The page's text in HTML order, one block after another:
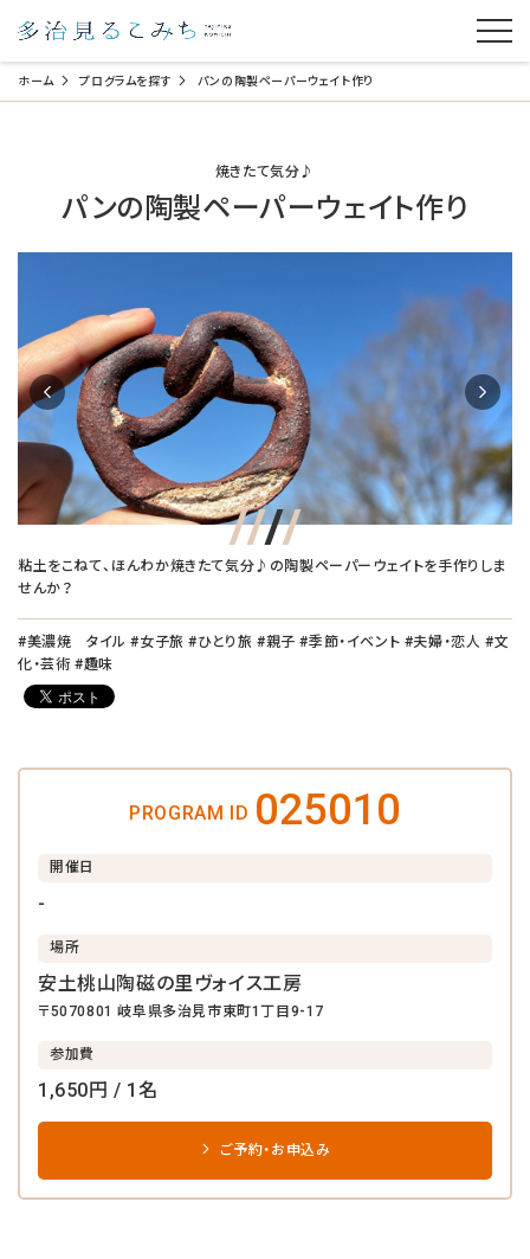
ホーム プログラムを探す パンの陶製ペーパーウェイト作り
焼きたて気分♪
パンの陶製ペーパーウェイト作り
粘土をこねて、ほんわか焼きたて気分♪の陶製ペーパーウェイトを手作りしま
せんか？
#美濃焼 タイル #女子旅 #ひとり旅 #親子 #季節・イベント #夫婦・恋人 #文
化・芸術 #趣味
PROGRAM ID 025010
開催日
-
場所
安土桃山陶磁の里ヴォイス工房
〒5070801 岐阜県多治見市東町1丁目9-17
参加費
1,650円 / 1名
ご予約・お申込み